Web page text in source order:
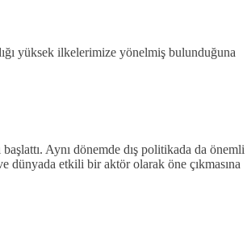
yüksek ilkelerimize yönelmiş bulunduğuna
Aynı dönemde dış politikada da önemli
dünyada etkili bir aktör olarak öne çıkmasına